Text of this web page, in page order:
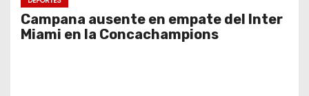
Campana ausente en empate del Inter
Miami en la Concachampions